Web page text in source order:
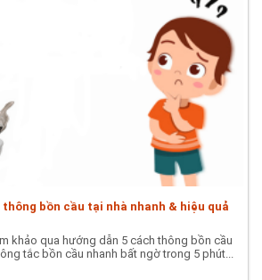
bồn cầu tại nhà nhanh & hiệu quả
khảo qua hướng dẫn 5 cách thông bồn cầu
tắc bồn cầu nhanh bất ngờ trong 5 phút...